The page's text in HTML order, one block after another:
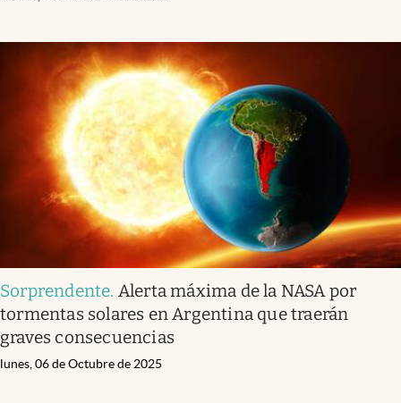
Sorprendente. Alerta máxima de la NASA por
tormentas solares en Argentina que traerán
graves consecuencias
lunes, 06 de Octubre de 2025